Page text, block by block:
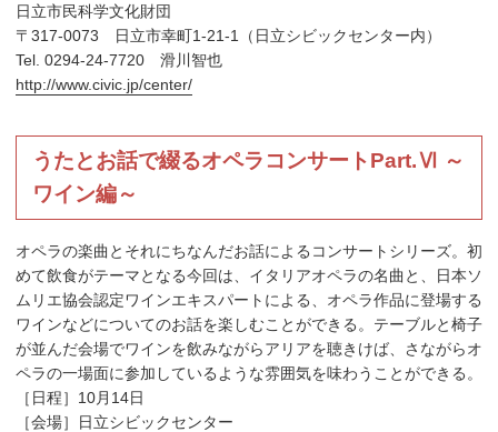
日立市民科学文化財団
〒317-0073 日立市幸町1-21-1（日立シビックセンター内）
Tel. 0294-24-7720 滑川智也
http://www.civic.jp/center/
うたとお話で綴るオペラコンサートPart.Ⅵ ～
ワイン編～
オペラの楽曲とそれにちなんだお話によるコンサートシリーズ。初
めて飲食がテーマとなる今回は、イタリアオペラの名曲と、日本ソ
ムリエ協会認定ワインエキスパートによる、オペラ作品に登場する
ワインなどについてのお話を楽しむことができる。テーブルと椅子
が並んだ会場でワインを飲みながらアリアを聴きけば、さながらオ
ペラの一場面に参加しているような雰囲気を味わうことができる。
［日程］10月14日
［会場］日立シビックセンター